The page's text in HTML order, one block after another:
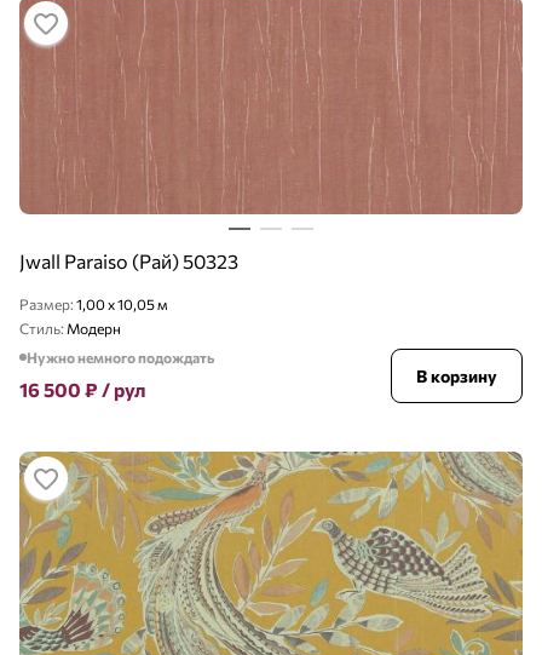
Jwall Paraiso (Рай) 50323
Размер: 1,00 x 10,05 м
Стиль: Модерн
Нужно немного подождать
16 500 ₽ / рул
В корзину